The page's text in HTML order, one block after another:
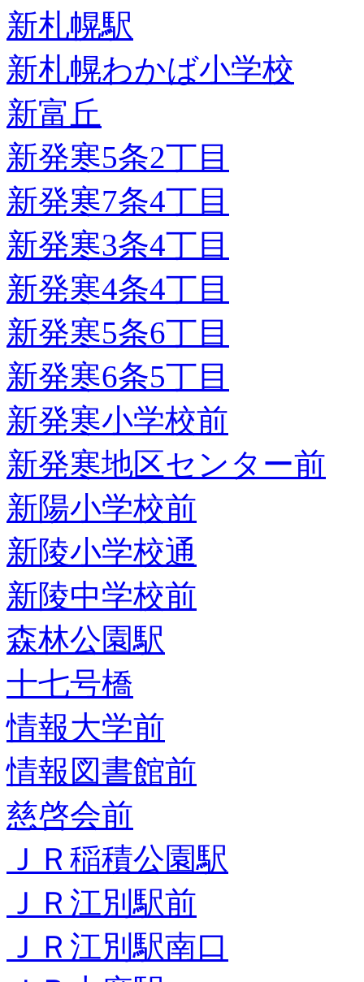
新札幌駅
新札幌わかば小学校
新富丘
新発寒5条2丁目
新発寒7条4丁目
新発寒3条4丁目
新発寒4条4丁目
新発寒5条6丁目
新発寒6条5丁目
新発寒小学校前
新発寒地区センター前
新陽小学校前
新陵小学校通
新陵中学校前
森林公園駅
十七号橋
情報大学前
情報図書館前
慈啓会前
ＪＲ稲積公園駅
ＪＲ江別駅前
ＪＲ江別駅南口